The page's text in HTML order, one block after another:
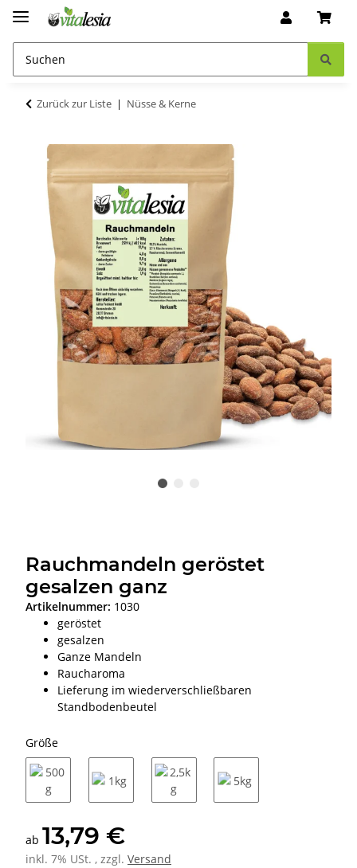
Zurück zur Liste Nüsse & Kerne
Rauchmandeln geröstet
gesalzen ganz
Artikelnummer: 1030
geröstet
gesalzen
Ganze Mandeln
Raucharoma
Lieferung im wiederverschließbaren
Standbodenbeutel
Größe
ab 13,79 €
inkl. 7% USt. , zzgl. Versand